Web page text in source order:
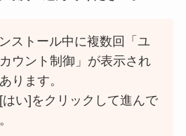
ストール中に複数回「ユ
ウント制御」が表示され
ります。
い]をクリックして進んで